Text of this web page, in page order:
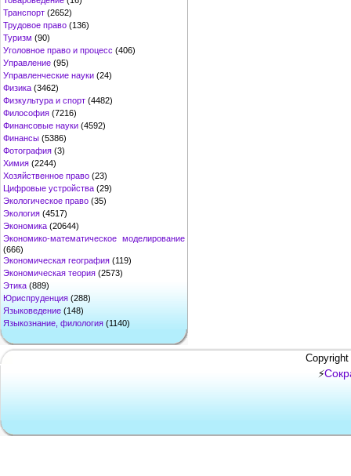
Транспорт (2652)
Трудовое право (136)
Туризм (90)
Уголовное право и процесс (406)
Управление (95)
Управленческие науки (24)
Физика (3462)
Физкультура и спорт (4482)
Философия (7216)
Финансовые науки (4592)
Финансы (5386)
Фотография (3)
Химия (2244)
Хозяйственное право (23)
Цифровые устройства (29)
Экологическое право (35)
Экология (4517)
Экономика (20644)
Экономико-математическое моделирование
(666)
Экономическая география (119)
Экономическая теория (2573)
Этика (889)
Юриспруденция (288)
Языковедение (148)
Языкознание, филология (1140)
⚡